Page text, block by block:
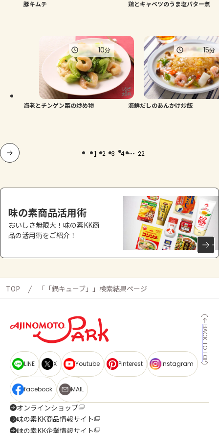
豚キムチ 鶏とキャベツのうま塩バター煮
海老とチンゲン菜の炒め物
10分
海鮮だしのあんかけ炒飯
15分
1 2 3 4 ... 22
味の素商品活用術
おいしさ無限大！味の素KK商
品の活用術をご紹介！
TOP 「「鍋キューブ」」検索結果ページ
BACK TO TOP
LINE X Youtube Pinterest Instagram
facebook MAIL
オンラインショップ
味の素KK商品情報サイト
味の素KK企業情報サイト